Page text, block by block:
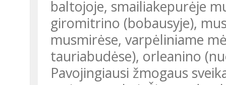
baltojoje, smailiakepurėje
giromitrino (bobausyje),
musmirėse, varpėliniame
tauriabudėse), orleanino
Pavojingiausi žmogaus